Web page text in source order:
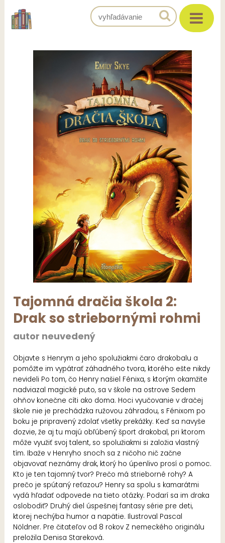
Tajomná dračia škola 2:
Drak so striebornými rohmi
autor neuvedený
Objavte s Henrym a jeho spolužiakmi čaro drakobalu a
pomôžte im vypátrať záhadného tvora, ktorého ešte nikdy
nevideli Po tom, čo Henry našiel Fénixa, s ktorým okamžite
nadviazal magické puto, sa v škole na ostrove Sedem
ohňov konečne cíti ako doma. Hoci vyučovanie v dračej
škole nie je prechádzka ružovou záhradou, s Fénixom po
boku je pripravený zdolať všetky prekážky. Keď sa navyše
dozvie, že aj tu majú obľúbený šport drakobal, pri ktorom
môže využiť svoj talent, so spolužiakmi si založia vlastný
tím. Ibaže v Henryho snoch sa z ničoho nič začne
objavovať neznámy drak, ktorý ho úpenlivo prosí o pomoc.
Kto je ten tajomný tvor? Prečo má strieborné rohy? A
prečo je spútaný reťazou? Henry sa spolu s kamarátmi
vydá hľadať odpovede na tieto otázky. Podarí sa im draka
oslobodiť? Druhý diel úspešnej fantasy série pre deti,
ktorej nechýba humor a napätie. Ilustroval Pascal
Nöldner. Pre čitateľov od 8 rokov Z nemeckého originálu
preložila Denisa Stareková.